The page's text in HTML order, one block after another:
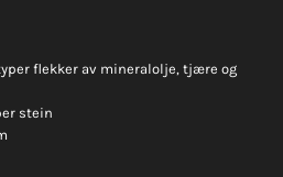
flekker av mineralolje, tjære og
stein